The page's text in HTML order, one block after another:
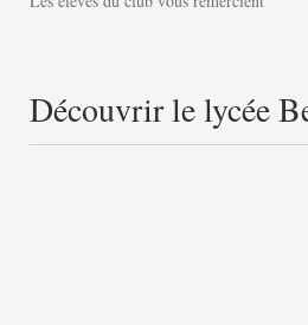
Découvrir le lycée